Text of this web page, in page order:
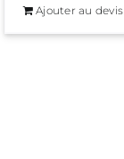
Ajouter au devis